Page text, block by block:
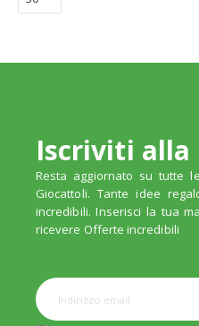
Iscriviti
Resta aggiornato su tutte
Giocattoli. Tante idee
incredibili. Inserisci la tua
ricevere Offerte incredibili